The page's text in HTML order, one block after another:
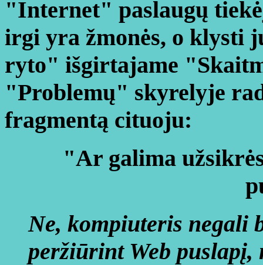
"Internet" paslaugų
irgi yra žmonės, o klysti
ryto" išgirtajame
"Problemų" skyrelyje
fragmentą cituoju:
"Ar galima
Ne, kompiuteris negali
peržiūrint Web